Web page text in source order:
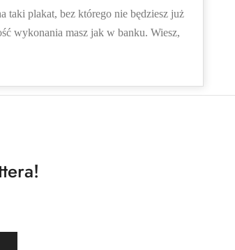
plakat, bez którego nie będziesz już
wykonania masz jak w banku. Wiesz,